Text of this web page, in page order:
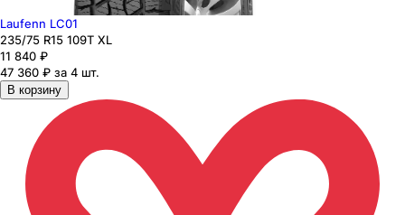
Laufenn LC01
235/75 R15 109T XL
11 840 ₽
47 360 ₽ за 4 шт.
В корзину